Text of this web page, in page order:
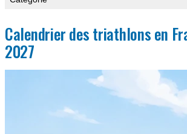
Calendrier des triathlons en
2027